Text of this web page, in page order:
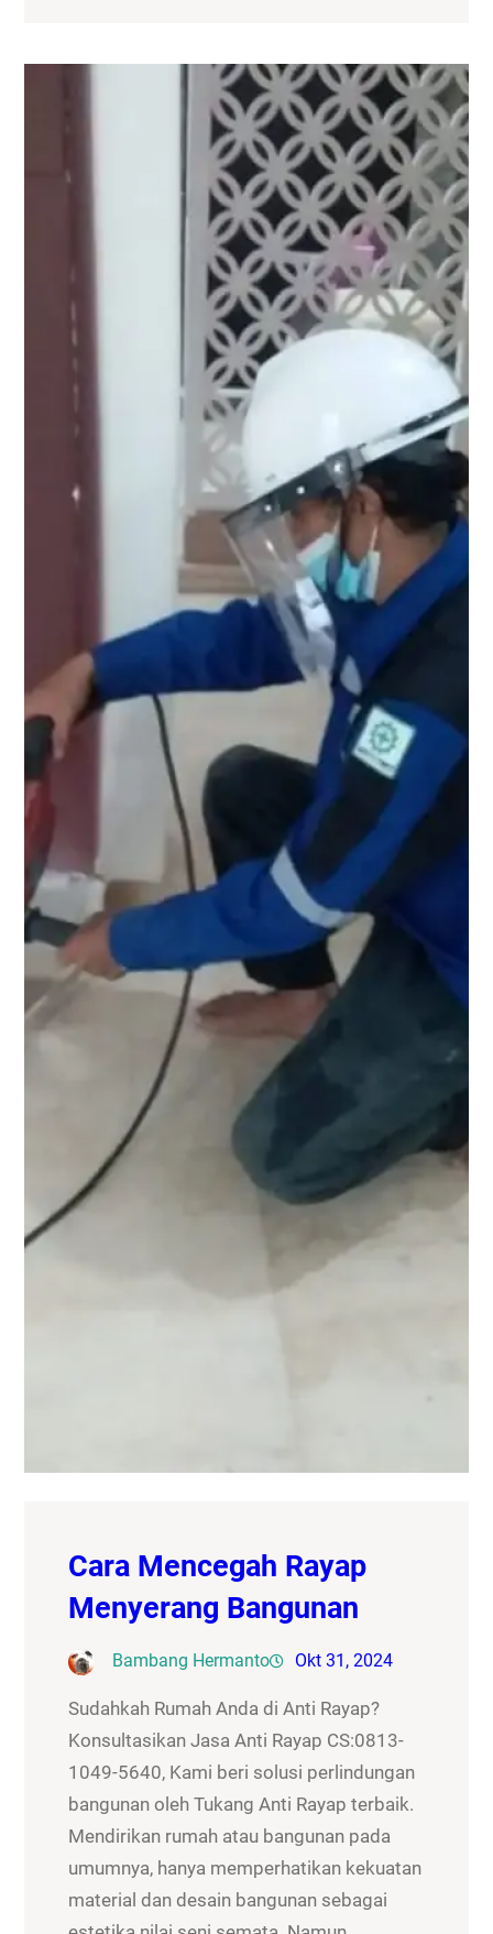
Cara Mencegah Rayap
Menyerang Bangunan
Bambang Hermanto Okt 31, 2024
Sudahkah Rumah Anda di Anti Rayap?
Konsultasikan Jasa Anti Rayap CS:0813-
1049-5640, Kami beri solusi perlindungan
bangunan oleh Tukang Anti Rayap terbaik.
Mendirikan rumah atau bangunan pada
umumnya, hanya memperhatikan kekuatan
material dan desain bangunan sebagai